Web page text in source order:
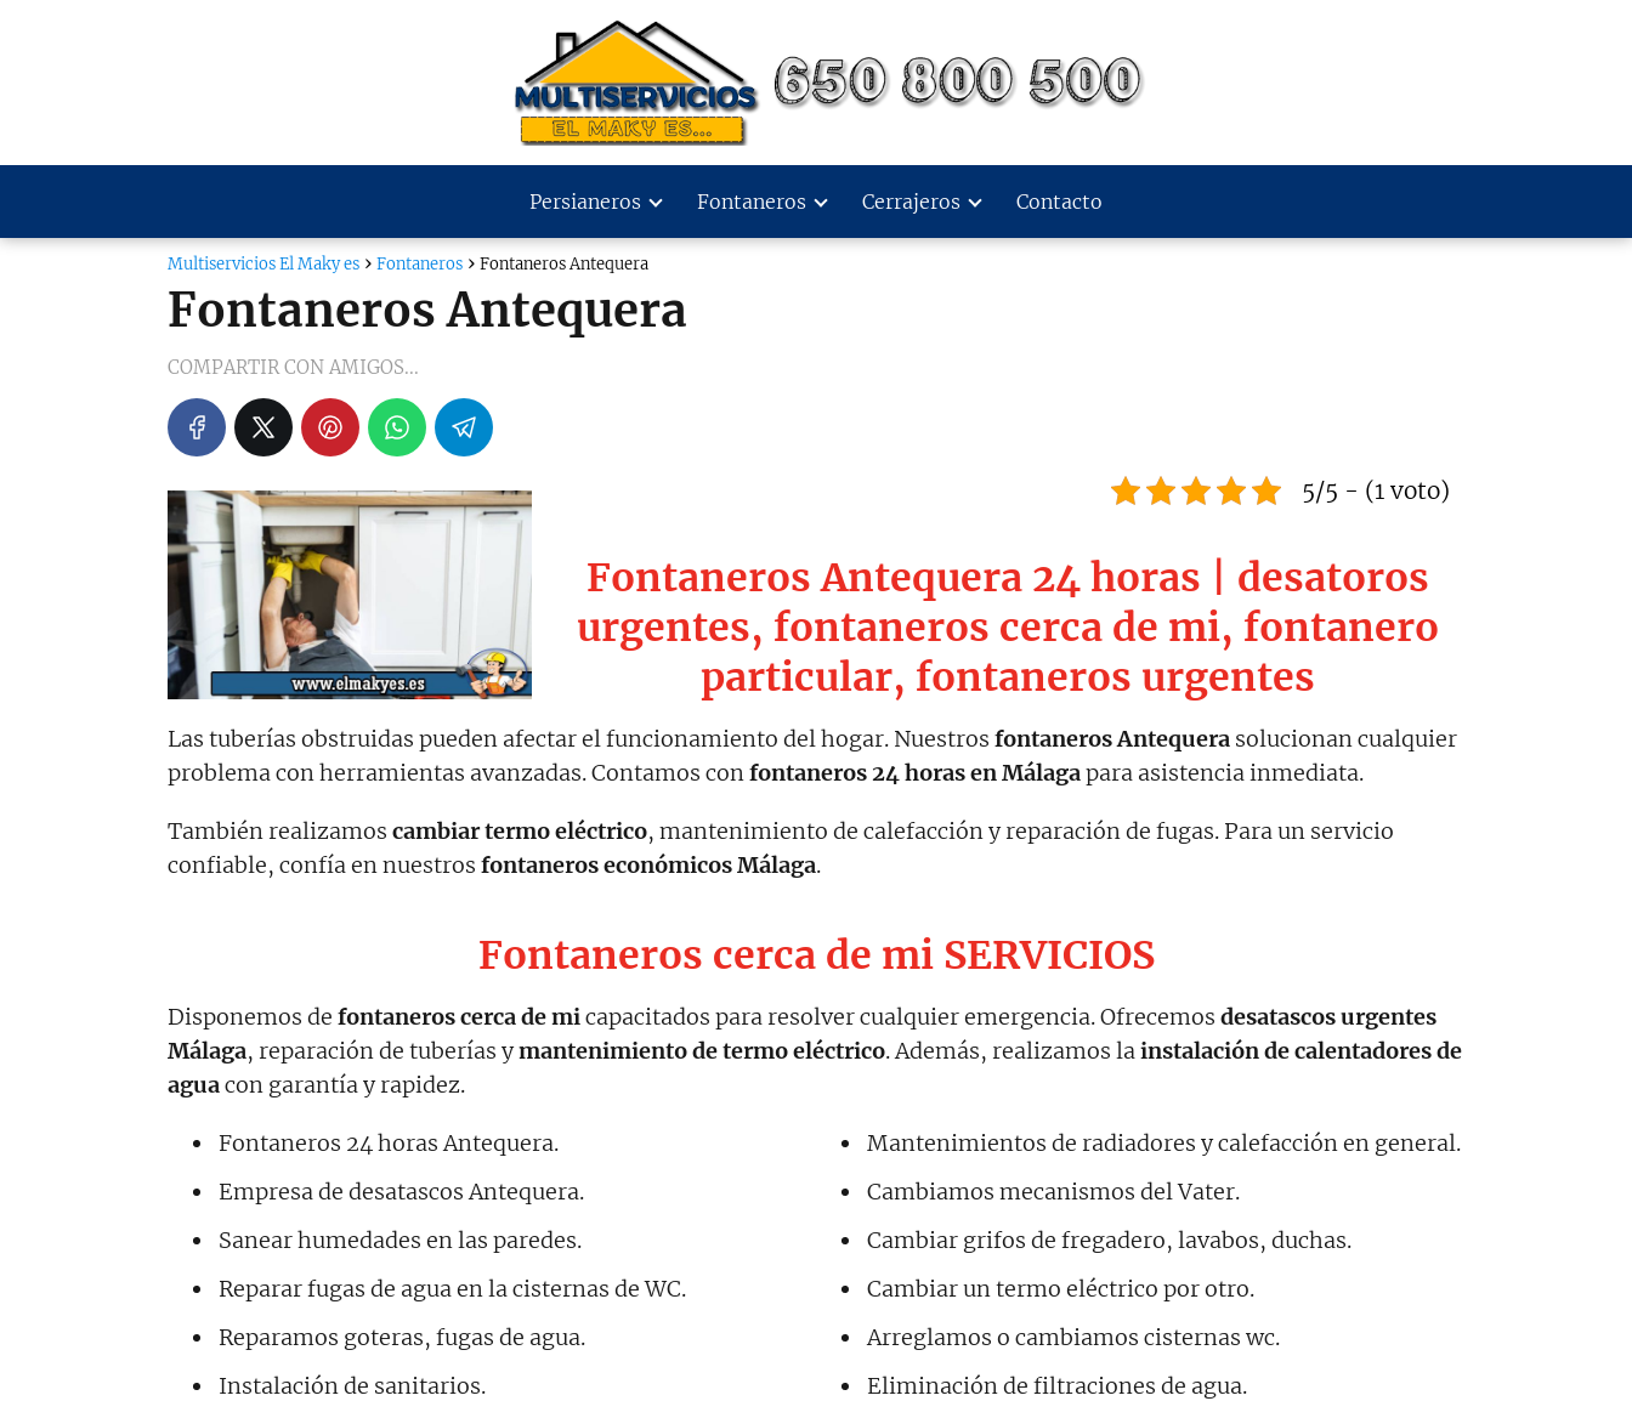
Persianeros Fontaneros Cerrajeros Contacto
Multiservicios El Maky es Fontaneros Fontaneros Antequera
Fontaneros Antequera
COMPARTIR CON AMIGOS...
5/5 - (1 voto)
Fontaneros Antequera 24 horas | desatoros
urgentes, fontaneros cerca de mi, fontanero
particular, fontaneros urgentes
Las tuberías obstruidas pueden afectar el funcionamiento del hogar. Nuestros fontaneros Antequera solucionan cualquier
problema con herramientas avanzadas. Contamos confontaneros 24 horas en Málagapara asistencia inmediata.
También realizamos cambiar termo eléctrico, mantenimiento de calefacción y reparación de fugas. Para un servicio
confiable, confía en nuestros fontaneros económicos Málaga.
Fontaneros cerca de mi SERVICIOS
Disponemos de fontaneros cerca de micapacitados para resolver cualquier emergencia. Ofrecemos desatascos urgentes
Málaga, reparación de tuberías ymantenimiento de termo eléctrico. Además, realizamos lainstalación de calentadores de
aguacon garantía y rapidez.
Fontaneros 24 horas Antequera.
Empresa de desatascos Antequera.
Sanear humedades en las paredes.
Reparar fugas de agua en la cisternas de WC.
Reparamos goteras, fugas de agua.
Instalación de sanitarios.
Mantenimientos de radiadores y calefacción en general.
Cambiamos mecanismos del Vater.
Cambiar grifos de fregadero, lavabos, duchas.
Cambiar un termo eléctrico por otro.
Arreglamos o cambiamos cisternas wc.
Eliminación de filtraciones de agua.